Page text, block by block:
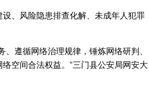
、风险隐患排查化解、未成年人犯罪
遵循网络治理规律，锤炼网络研判、
空间合法权益。”三门县公安局网安大